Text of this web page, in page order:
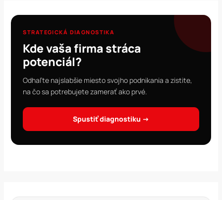
STRATEGICKÁ DIAGNOSTIKA
Kde vaša firma stráca
potenciál?
Odhaľte najslabšie miesto svojho podnikania a zistite,
na čo sa potrebujete zamerať ako prvé.
Spustiť diagnostiku →